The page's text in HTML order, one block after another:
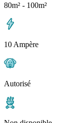
80m² - 100m²
10 Ampère
Autorisé